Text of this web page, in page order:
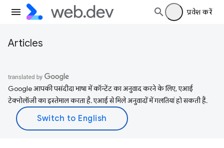
प्रवेश करें
Articles
Google आपकी पसंदीदा भाषा में कॉन्टेंट का अनुवाद करने के लिए, एआई
टेक्नोलॉजी का इस्तेमाल करता है. एआई से मिले अनुवादों में गलतियां हो सकती हैं.